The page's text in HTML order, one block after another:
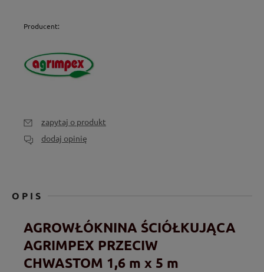
Producent:
zapytaj o produkt
dodaj opinię
OPIS
AGROWŁÓKNINA ŚCIÓŁKUJĄCA
AGRIMPEX PRZECIW
CHWASTOM 1,6 m x 5 m